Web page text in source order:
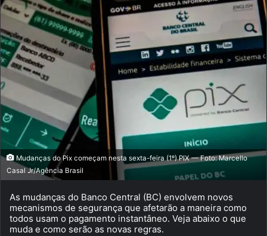
Mudanças do Pix começam nesta sexta-feira (1º) PIX — Foto: Marcello
Casal Jr/Agência Brasil
As mudanças do Banco Central (BC) envolvem novos
mecanismos de segurança que afetarão a maneira como
todos usam o pagamento instantâneo. Veja abaixo o que
muda e como serão as novas regras.